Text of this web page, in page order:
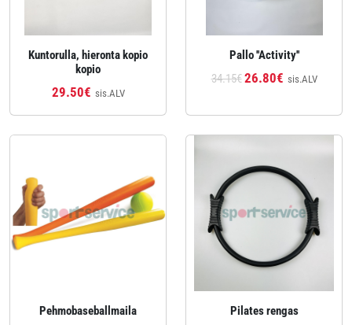
Kuntorulla, hieronta kopio
kopio
29.50€ sis.ALV
Pallo ''Activity''
34.15€26.80€ sis.ALV
Pehmobaseballmaila Pilates rengas